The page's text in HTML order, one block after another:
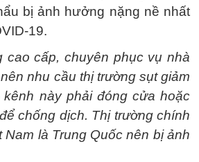
bị ảnh hưởng nặng nề nhất
19.
cao cấp, chuyên phục vụ nhà
nhu cầu thị trường sụt giảm
kênh này phải đóng cửa hoặc
chống dịch. Thị trường chính
Nam là Trung Quốc nên bị ảnh